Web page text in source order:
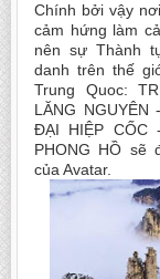
Chính bởi vậy
cảm hứng làm
nên sự Thành
danh trên thế
Trung Quoc:
LĂNG NGUYÊN
ĐẠI HIỆP CỐC
PHONG HỒ sẽ
của Avatar.